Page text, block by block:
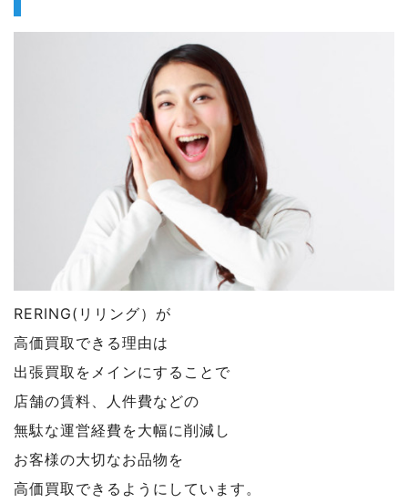
RERING(リリング）が
高価買取できる理由は
出張買取をメインにすることで
店舗の賃料、人件費などの
無駄な運営経費を大幅に削減し
お客様の大切なお品物を
高価買取できるようにしています。